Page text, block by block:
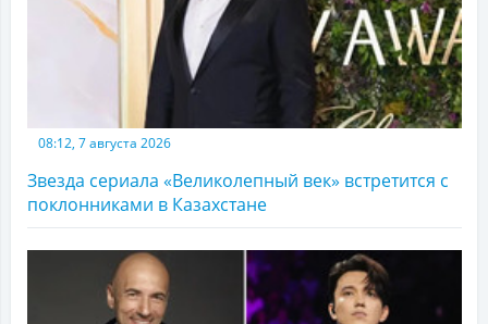
08:12, 7 августа 2026
Звезда сериала «Великолепный век» встретится с
поклонниками в Казахстане